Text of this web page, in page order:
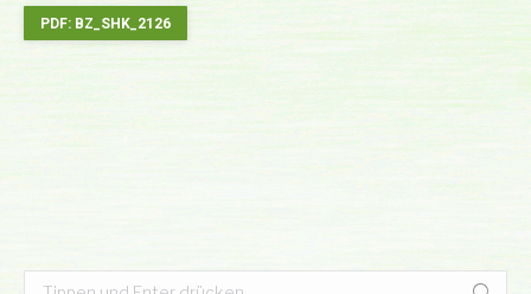
PDF: BZ_SHK_2126
Search: